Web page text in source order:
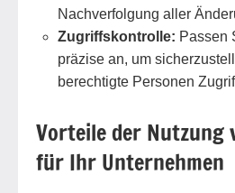
Nachverfolgung aller
Zugriffskontrolle: Passen
präzise an, um
berechtigte Personen
Vorteile der Nutzung
für Ihr Unternehmen